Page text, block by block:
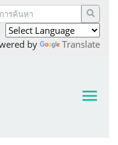
by Translate